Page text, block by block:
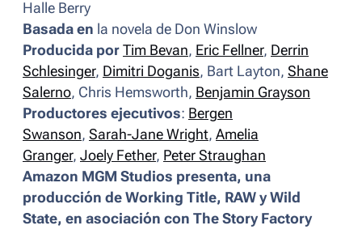
Halle Berry
Basada en la novela de Don Winslow
Producida por Tim Bevan, Eric Fellner, Derrin
Schlesinger, Dimitri Doganis, Bart Layton, Shane
Salerno, Chris Hemsworth, Benjamin Grayson
Productores ejecutivos: Bergen
Swanson, Sarah-Jane Wright, Amelia
Granger, Joely Fether, Peter Straughan
Amazon MGM Studios presenta, una
producción de Working Title, RAW y Wild
State, en asociación con The Story Factory